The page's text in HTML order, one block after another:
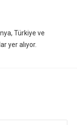
Türkiye ve
yer alıyor.